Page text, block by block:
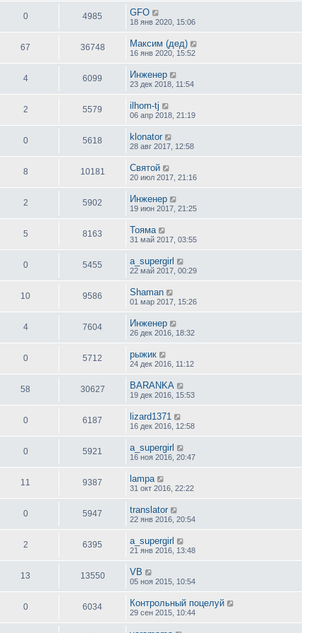
0 4985 GFO
18 янв 2020, 15:06
67 36748 Максим (дед)
16 янв 2020, 15:52
4 6099 Инженер
23 дек 2018, 11:54
2 5579 ilhom-tj
06 апр 2018, 21:19
0 5618 klonator
28 авг 2017, 12:58
8 10181 Святой
20 июл 2017, 21:16
2 5902 Инженер
19 июн 2017, 21:25
5 8163 Toяма
31 май 2017, 03:55
0 5455 a_supergirl
22 май 2017, 00:29
10 9586 Shaman
01 мар 2017, 15:26
4 7604 Инженер
26 дек 2016, 18:32
0 5712 рыжик
24 дек 2016, 11:12
58 30627 BARANKA
19 дек 2016, 15:53
0 6187 lizard1371
16 дек 2016, 12:58
0 5921 a_supergirl
16 ноя 2016, 20:47
11 9387 lampa
31 окт 2016, 22:22
0 5947 translator
22 янв 2016, 20:54
2 6395 a_supergirl
21 янв 2016, 13:48
13 13550 VB
05 ноя 2015, 10:54
0 6034 Контрольный поцелуй
29 сен 2015, 10:44